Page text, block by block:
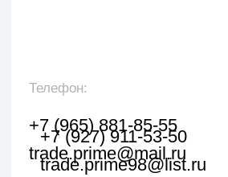
свяжется с вами в течении 1 рабочего часа.